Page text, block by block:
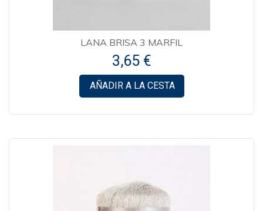
LANA BRISA 3 MARFIL
3,65 €
AÑADIR A LA CESTA